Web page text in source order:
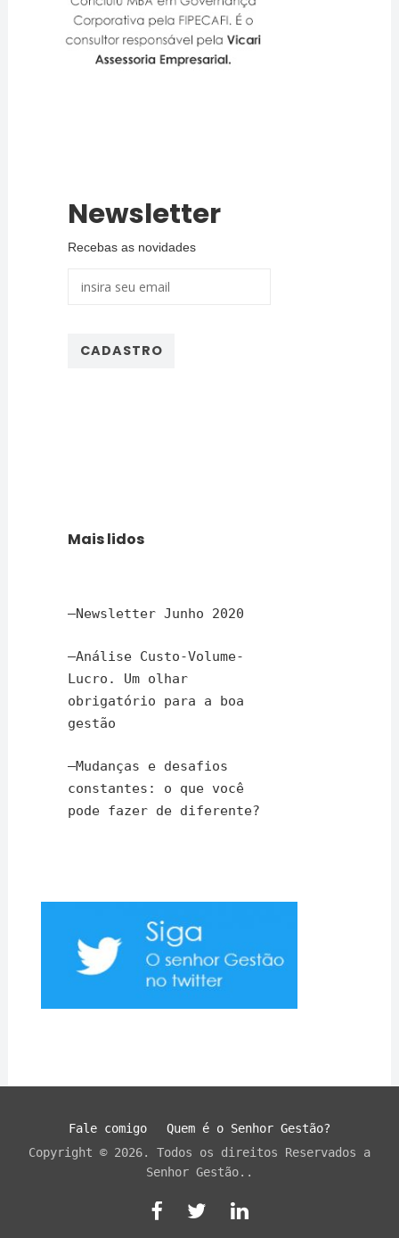
Newsletter
Recebas as novidades
Mais lidos
–Newsletter Junho 2020
–Análise Custo-Volume-
Lucro. Um olhar
obrigatório para a boa
gestão
–Mudanças e desafios
constantes: o que você
pode fazer de diferente?
Fale comigo
Quem é o Senhor Gestão?
Copyright © 2026. Todos os direitos Reservados a
Senhor Gestão..